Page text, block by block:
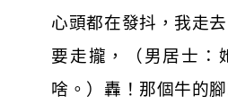
心頭都在發抖，我走
要走攏，（男居士：
啥。）轟！那個牛的